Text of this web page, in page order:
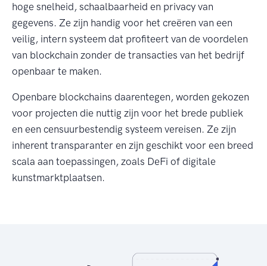
hoge snelheid, schaalbaarheid en privacy van
gegevens. Ze zijn handig voor het creëren van een
veilig, intern systeem dat profiteert van de voordelen
van blockchain zonder de transacties van het bedrijf
openbaar te maken.
Openbare blockchains daarentegen, worden gekozen
voor projecten die nuttig zijn voor het brede publiek
en een censuurbestendig systeem vereisen. Ze zijn
inherent transparanter en zijn geschikt voor een breed
scala aan toepassingen, zoals DeFi of digitale
kunstmarktplaatsen.